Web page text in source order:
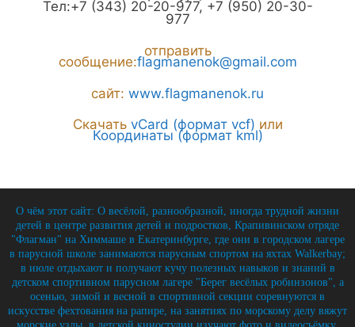
Тел:+7 (343) 20-20-977, +7 (950) 20-30-
977
отправить
сообщение:flagmanenok@gmail.com
сайт: www.flagmanenok.ru
Скачать vCard (формат vcf) или
Координаты (формат kml)
О чём этот сайт: О весёлой, разнообразной, иногда трудной жизни
детей в центре развития детей и подростков, Крапивинском отряде
"Флагман" на Химмаше в Екатеринбурге, где они в городском лагере
в парусной школе занимаются парусным спортом на яхтах Walkerbay;
в июле отдыхают и получают кучу полезных навыков и знаний в
детском спортивном парусном лагере "Берег весёлых робинзонов", а
осенью, зимой и весной в спортивной секции соревнуются в
искусстве фехтования на рапире, на занятиях по морскому делу вяжут